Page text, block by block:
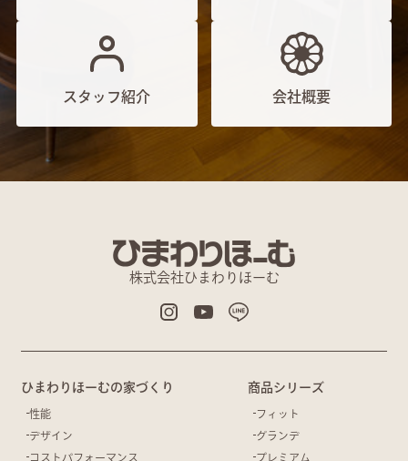
スタッフ紹介 会社概要
株式会社ひまわりほーむ
ひまわりほーむの家づくり
性能
デザイン
コストパフォーマンス
商品シリーズ
フィット
グランデ
プレミアム